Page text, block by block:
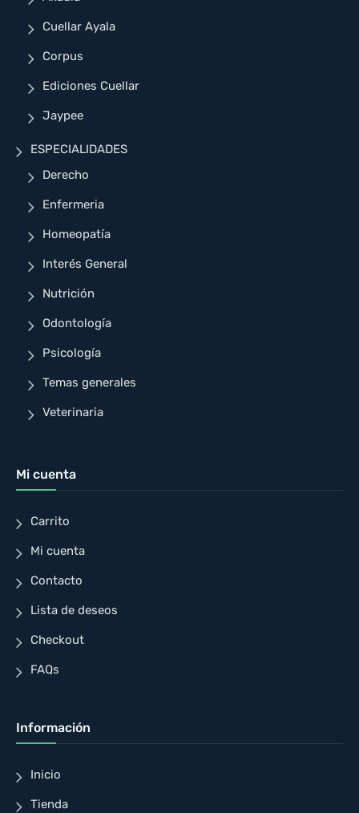
Cuellar Ayala
Corpus
Ediciones Cuellar
Jaypee
ESPECIALIDADES
Derecho
Enfermeria
Homeopatía
Interés General
Nutrición
Odontología
Psicología
Temas generales
Veterinaria
Mi cuenta
Carrito
Mi cuenta
Contacto
Lista de deseos
Checkout
FAQs
Información
Inicio
Tienda